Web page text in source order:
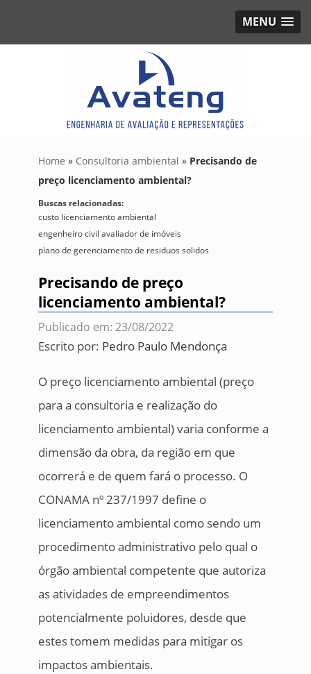
MENU
Home » Consultoria ambiental » Precisando de
preço licenciamento ambiental?
Buscas relacionadas:
custo licenciamento ambiental
engenheiro civil avaliador de imóveis
plano de gerenciamento de residuos solidos
Precisando de preço
licenciamento ambiental?
Publicado em: 23/08/2022
Escrito por: Pedro Paulo Mendonça
O preço licenciamento ambiental (preço
para a consultoria e realização do
licenciamento ambiental) varia conforme a
dimensão da obra, da região em que
ocorrerá e de quem fará o processo. O
CONAMA nº 237/1997 define o
licenciamento ambiental como sendo um
procedimento administrativo pelo qual o
órgão ambiental competente que autoriza
as atividades de empreendimentos
potencialmente poluidores, desde que
estes tomem medidas para mitigar os
impactos ambientais.